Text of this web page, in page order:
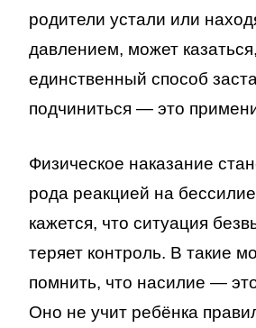
родители устали или
давлением, может
единственный способ
подчиниться — это
Физическое наказание
рода реакцией на
кажется, что ситуация
теряет контроль. В такие
помнить, что насилие —
Оно не учит ребёнка